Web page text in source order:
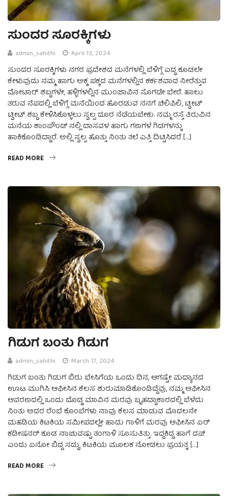
ಸುಂದರ ಸೂರಕ್ಕಿಗಳು
admin_sahithi April 13, 2024
ಸುಂದರ ಸೂರಕ್ಕಿಗಳು ನಗರ ಪ್ರದೇಶದ ಮನೆಗಳಲ್ಲಿ ಬೆಳಿಗ್ಗೆ ಎದ್ದ ಕೂಡಲೇ
ಕೇಳುವುದು ನಮ್ಮ ಹಾಗು ಅಕ್ಕ ಪಕ್ಕದ ಮನೆಗಳಲ್ಲಿನ ಕರ್ಕಶವಾದ ನೀರೆತ್ತುವ
ಮೋಟಾರ್ ಶಬ್ದಗಳೇ, ಹಳ್ಳಿಗಳಲ್ಲಿನ ಮುಂಜಾವಿನ ಸೊಗಡೇ ಬೇರೆ. ಹಾಲು
ತರುವ ನೆಪದಲ್ಲಿ ಬೆಳಿಗ್ಗೆ ಮನೆಯಿಂದ ಹೊರಡುವ ನನಗೆ ಚಿಲಿಪಿಲಿ, ಟ್ವೀಟ್
ಟ್ವೀಟ್ ಶಬ್ದ ಕೇಳಿಸಿಕೊಳ್ಳಲು ಸ್ವಲ್ಪ ದೂರ ನೆಡೆಯಬೇಕು. ನಮ್ಮ ರಸ್ತೆ ತಿರುವಿನ
ಮನೆಯ ಕಾಂಪೌಂಡ್ ನಲ್ಲಿ ದಾಸವಳ ಹಾಗು ಗಣಗಳೆ ಗಿಡಗಳನ್ನು
ಹಾಕಿಕೊಂಡಿದ್ದಾರೆ. ಅಲ್ಲಿ ಸ್ವಲ್ಪ ಹೊತ್ತು ನಿಂತು ತಲೆ ಎತ್ತಿ ದಿಟ್ಟಿಸಿದರೆ […]
READ MORE
ಗಿಡುಗ ಬಂತು ಗಿಡುಗ
admin_sahithi March 17, 2024
ಗಿಡುಗ ಬಂತು ಗಿಡುಗ ಬಿರು ಬೇಸಿಗೆಯ ಒಂದು ದಿನ, ಆಗಷ್ಟೇ ಮಧ್ಯಾನದ
ಊಟ ಮುಗಿಸಿ ಆಫೀಸಿನ ಕೆಲಸ ಶುರುಮಾಡಿಕೊಂಡಿದ್ದೆವು, ನಮ್ಮ ಆಫೀಸಿನ
ಆವರಣದಲ್ಲಿ ಒಂದು ದೊಡ್ಡ ಮಾವಿನ ಮರವು ಬೃಹದ್ದಾಕಾರದಲ್ಲಿ ಬೆಳೆದು
ನಿಂತು ಅದರ ರೆಂಬೆ ಕೊಂಬೆಗಳು ನಾವು ಕೆಲಸ ಮಾಡುವ ಮೊದಲನೇ
ಮಹಡಿಯ ಕಿಟಕಿಯ ಸಮೀಪದಲ್ಲೇ ಹಾದು ಗಾಳಿಗೆ ಮರವು ಆಫೀಸಿನ ಏರ್
ಕಡೀಷನರ್ ಕೂಡ ನಾಚುವಷ್ಟು ತಂಗಾಳಿ ಸೂಸುತಿತ್ತು. ಇದ್ದಕಿದ್ದ ಹಾಗೆ ದಪ್
ಎಂದು ಏನೋ ಬಿದ್ದ ಸದ್ದು, ಕಿಟಕಿಯ ಮೂಲಕ ನೋಡಲು ಪ್ರಯತ್ನ […]
READ MORE